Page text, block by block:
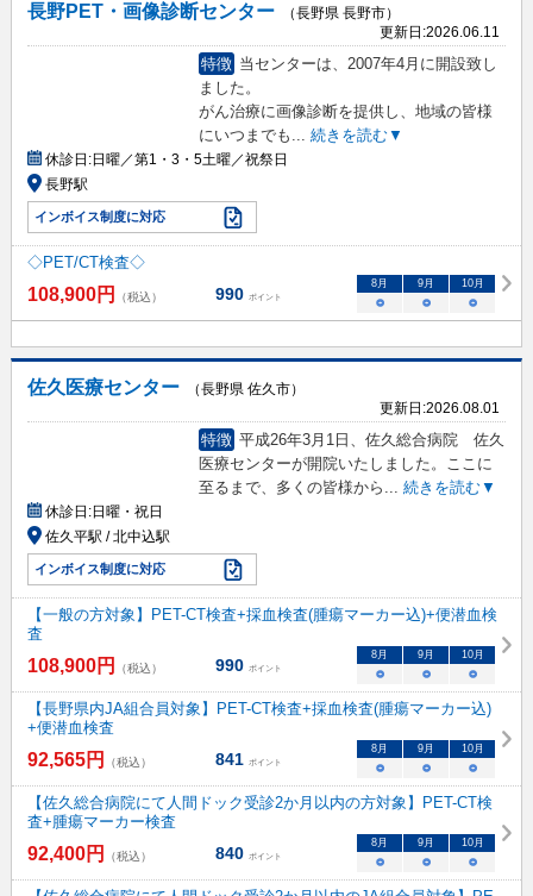
長野PET・画像診断センター
（長野県 長野市）
更新日:2026.06.11
特徴 当センターは、2007年4月に開設致し
ました。
がん治療に画像診断を提供し、地域の皆様
にいつまでも ... 続きを読む▼
休診日:日曜／第1・3・5土曜／祝祭日
長野駅
インボイス制度に対応
◇PET/CT検査◇
108,900円 （税込） 990 ポイント
8月 9月 10月
○ ○ ○
佐久医療センター
（長野県 佐久市）
更新日:2026.08.01
特徴 平成26年3月1日、佐久総合病院 佐久
医療センターが開院いたしました。ここに
至るまで、多くの皆様から ... 続きを読む▼
休診日:日曜・祝日
佐久平駅 / 北中込駅
インボイス制度に対応
【一般の方対象】PET-CT検査+採血検査(腫瘍マーカー込)+便潜血検
査
108,900円 （税込） 990 ポイント
8月 9月 10月
○ ○ ○
【長野県内JA組合員対象】PET-CT検査+採血検査(腫瘍マーカー込)
+便潜血検査
92,565円 （税込） 841 ポイント
8月 9月 10月
○ ○ ○
【佐久総合病院にて人間ドック受診2か月以内の方対象】PET-CT検
査+腫瘍マーカー検査
92,400円 （税込） 840 ポイント
8月 9月 10月
○ ○ ○